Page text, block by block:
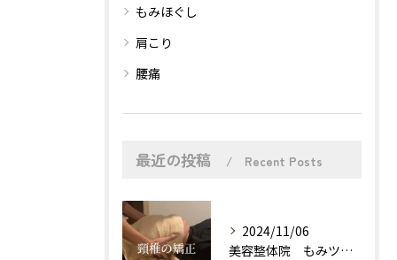
もみほぐし
肩こり
腰痛
最近の投稿 Recent Posts
2024/11/06
美容整体院 もみツボ 桜山店